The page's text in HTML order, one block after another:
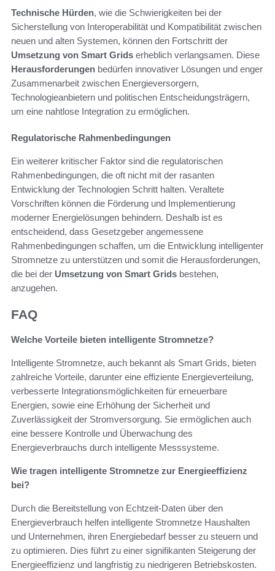
Technische Hürden, wie die Schwierigkeiten bei der
Sicherstellung von Interoperabilität und Kompatibilität zwischen
neuen und alten Systemen, können den Fortschritt der
Umsetzung von Smart Grids erheblich verlangsamen. Diese
Herausforderungen bedürfen innovativer Lösungen und enger
Zusammenarbeit zwischen Energieversorgern,
Technologieanbietern und politischen Entscheidungsträgern,
um eine nahtlose Integration zu ermöglichen.
Regulatorische Rahmenbedingungen
Ein weiterer kritischer Faktor sind die regulatorischen
Rahmenbedingungen, die oft nicht mit der rasanten
Entwicklung der Technologien Schritt halten. Veraltete
Vorschriften können die Förderung und Implementierung
moderner Energielösungen behindern. Deshalb ist es
entscheidend, dass Gesetzgeber angemessene
Rahmenbedingungen schaffen, um die Entwicklung intelligenter
Stromnetze zu unterstützen und somit die Herausforderungen,
die bei der Umsetzung von Smart Grids bestehen,
anzugehen.
FAQ
Welche Vorteile bieten intelligente Stromnetze?
Intelligente Stromnetze, auch bekannt als Smart Grids, bieten
zahlreiche Vorteile, darunter eine effiziente Energieverteilung,
verbesserte Integrationsmöglichkeiten für erneuerbare
Energien, sowie eine Erhöhung der Sicherheit und
Zuverlässigkeit der Stromversorgung. Sie ermöglichen auch
eine bessere Kontrolle und Überwachung des
Energieverbrauchs durch intelligente Messsysteme.
Wie tragen intelligente Stromnetze zur Energieeffizienz
bei?
Durch die Bereitstellung von Echtzeit-Daten über den
Energieverbrauch helfen intelligente Stromnetze Haushalten
und Unternehmen, ihren Energiebedarf besser zu steuern und
zu optimieren. Dies führt zu einer signifikanten Steigerung der
Energieeffizienz und langfristig zu niedrigeren Betriebskosten.